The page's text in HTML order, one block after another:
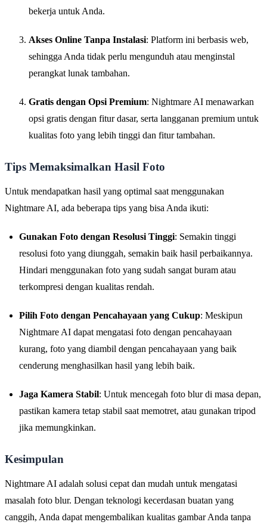
bekerja untuk Anda.
Akses Online Tanpa Instalasi: Platform ini berbasis web,
sehingga Anda tidak perlu mengunduh atau menginstal
perangkat lunak tambahan.
Gratis dengan Opsi Premium: Nightmare AI menawarkan
opsi gratis dengan fitur dasar, serta langganan premium untuk
kualitas foto yang lebih tinggi dan fitur tambahan.
Tips Memaksimalkan Hasil Foto
Untuk mendapatkan hasil yang optimal saat menggunakan
Nightmare AI, ada beberapa tips yang bisa Anda ikuti:
Gunakan Foto dengan Resolusi Tinggi: Semakin tinggi
resolusi foto yang diunggah, semakin baik hasil perbaikannya.
Hindari menggunakan foto yang sudah sangat buram atau
terkompresi dengan kualitas rendah.
Pilih Foto dengan Pencahayaan yang Cukup: Meskipun
Nightmare AI dapat mengatasi foto dengan pencahayaan
kurang, foto yang diambil dengan pencahayaan yang baik
cenderung menghasilkan hasil yang lebih baik.
Jaga Kamera Stabil: Untuk mencegah foto blur di masa depan,
pastikan kamera tetap stabil saat memotret, atau gunakan tripod
jika memungkinkan.
Kesimpulan
Nightmare AI adalah solusi cepat dan mudah untuk mengatasi
masalah foto blur. Dengan teknologi kecerdasan buatan yang
canggih, Anda dapat mengembalikan kualitas gambar Anda tanpa